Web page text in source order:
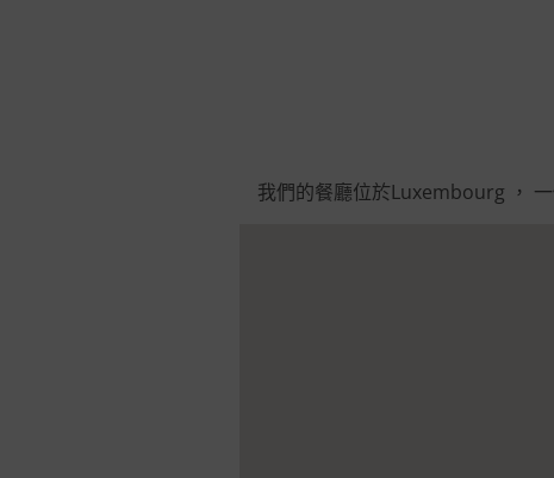
我們的餐廳位於Luxembourg ，